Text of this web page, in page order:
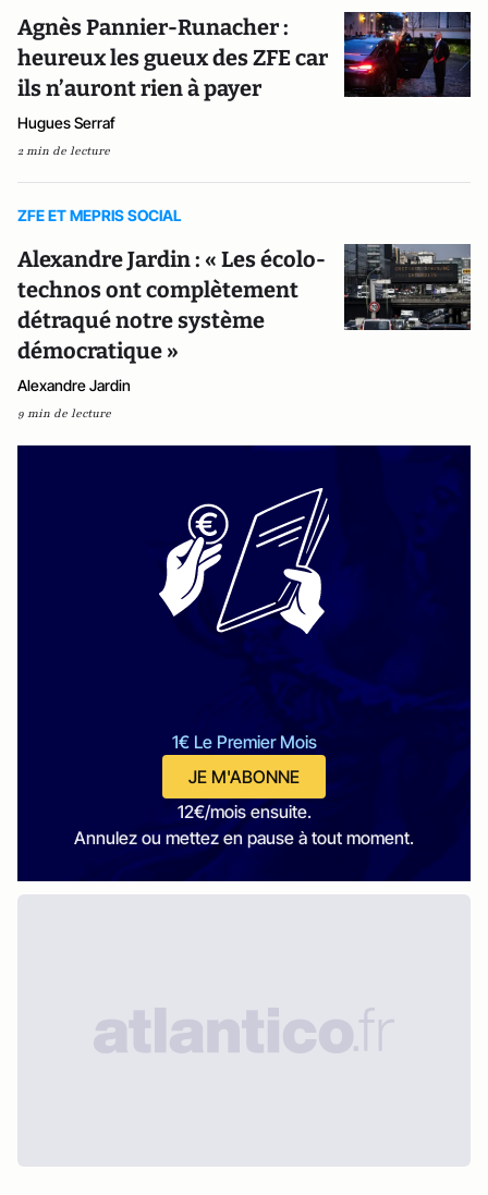
Agnès Pannier-Runacher :
heureux les gueux des ZFE car
ils n’auront rien à payer
Hugues Serraf
2 min de lecture
ZFE ET MEPRIS SOCIAL
Alexandre Jardin : « Les écolo-
technos ont complètement
détraqué notre système
démocratique »
Alexandre Jardin
9 min de lecture
1€ Le Premier Mois
JE M'ABONNE
12€/mois ensuite.
Annulez ou mettez en pause à tout moment.